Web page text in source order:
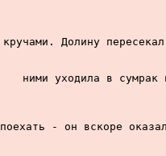
кручами. Долину
ними уходила в сумрак
поехать - он вскоре